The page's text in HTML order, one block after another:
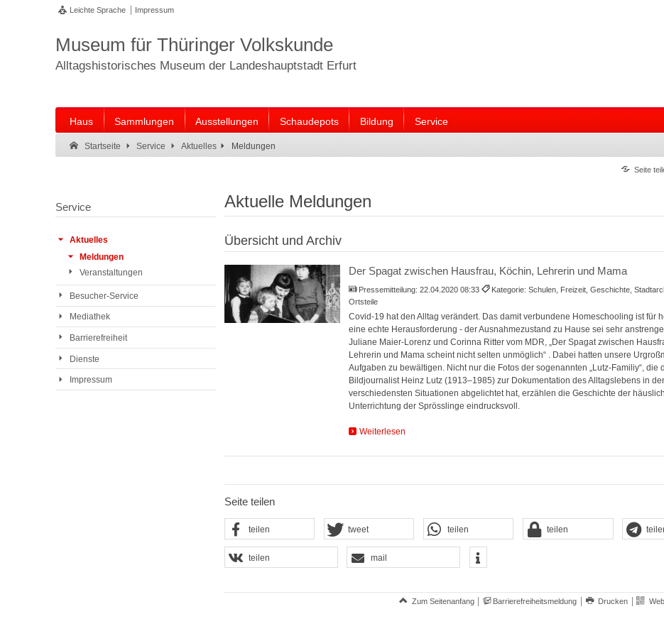
Leichte Sprache Impressum
Museum für Thüringer Volkskunde
Alltagshistorisches Museum der Landeshauptstadt Erfurt
Haus Sammlungen Ausstellungen Schaudepots Bildung Service
Startseite Service Aktuelles Meldungen
Suche:
Suche Ende.
Seite
Aktuelle Meldungen
Übersicht und Archiv
Der Spagat zwischen Hausfrau, Köchin, Lehrerin und Mama
Pressemitteilung:22.04.2020 08:33
Kategorie: Schulen, Freizeit, Geschichte,
Ortsteile
Covid-19 hat den Alltag verändert. Das damit verbundene Homeschooling ist für
eine echte Herausforderung - der Ausnahmezustand zu Hause sei sehr
Juliane Maier-Lorenz und Corinna Ritter vom MDR, „Der Spagat zwischen
Lehrerin und Mama scheint nicht selten unmöglich“ . Dabei hatten unsere
Aufgaben zu bewältigen. Nicht nur die Fotos der sogenannten „Lutz-Familiy“, die
Bildjournalist Heinz Lutz (1913–1985) zur Dokumentation des Alltagslebens in
verschiedensten Situationen abgelichtet hat, erzählen die Geschichte der
Unterrichtung der Sprösslinge eindrucksvoll.
Weiterlesen
Seite teilen
teilen tweet teilen teilen
teilen mail
Zum Seitenanfang Barrierefreiheitsmeldung Drucken
Service
Aktuelles
Meldungen
Veranstaltungen
Besucher-Service
Mediathek
Barrierefreiheit
Dienste
Impressum